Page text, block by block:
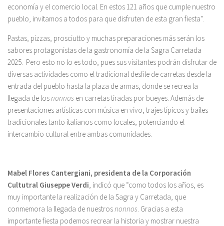
economía y el comercio local. En estos 121 años que cumple nuestro
pueblo, invitamos a todos para que disfruten de esta gran fiesta”.
Pastas, pizzas, prosciutto y muchas preparaciones más serán los
sabores protagonistas de la gastronomía de la Sagra Carretada
2025. Pero esto no lo es todo, pues sus visitantes podrán disfrutar de
diversas actividades como el tradicional desfile de carretas desde la
entrada del pueblo hasta la plaza de armas, donde se recrea la
llegada de los nonnos en carretas tiradas por bueyes. Además de
presentaciones artísticas con música en vivo, trajes típicos y bailes
tradicionales tanto italianos como locales, potenciando el
intercambio cultural entre ambas comunidades.
Mabel Flores Cantergiani, presidenta de la Corporación
Cultutral Giuseppe Verdi , indicó que “como todos los años, es
muy importante la realización de la Sagra y Carretada, que
conmemora la llegada de nuestros nonnos . Gracias a esta
importante fiesta podemos recrear la historia y mostrar nuestra